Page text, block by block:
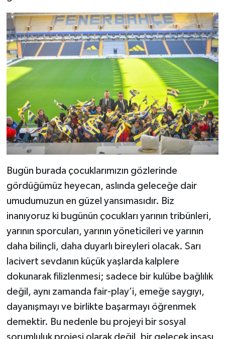
Bugün burada çocuklarımızın gözlerinde
gördüğümüz heyecan, aslında geleceğe dair
umudumuzun en güzel yansımasıdır. Biz
inanıyoruz ki bugünün çocukları yarının tribünleri,
yarının sporcuları, yarının yöneticileri ve yarının
daha bilinçli, daha duyarlı bireyleri olacak. Sarı
lacivert sevdanın küçük yaşlarda kalplere
dokunarak filizlenmesi; sadece bir kulübe bağlılık
değil, aynı zamanda fair-play’i, emeğe saygıyı,
dayanışmayı ve birlikte başarmayı öğrenmek
demektir. Bu nedenle bu projeyi bir sosyal
sorumluluk projesi olarak değil, bir gelecek inşası